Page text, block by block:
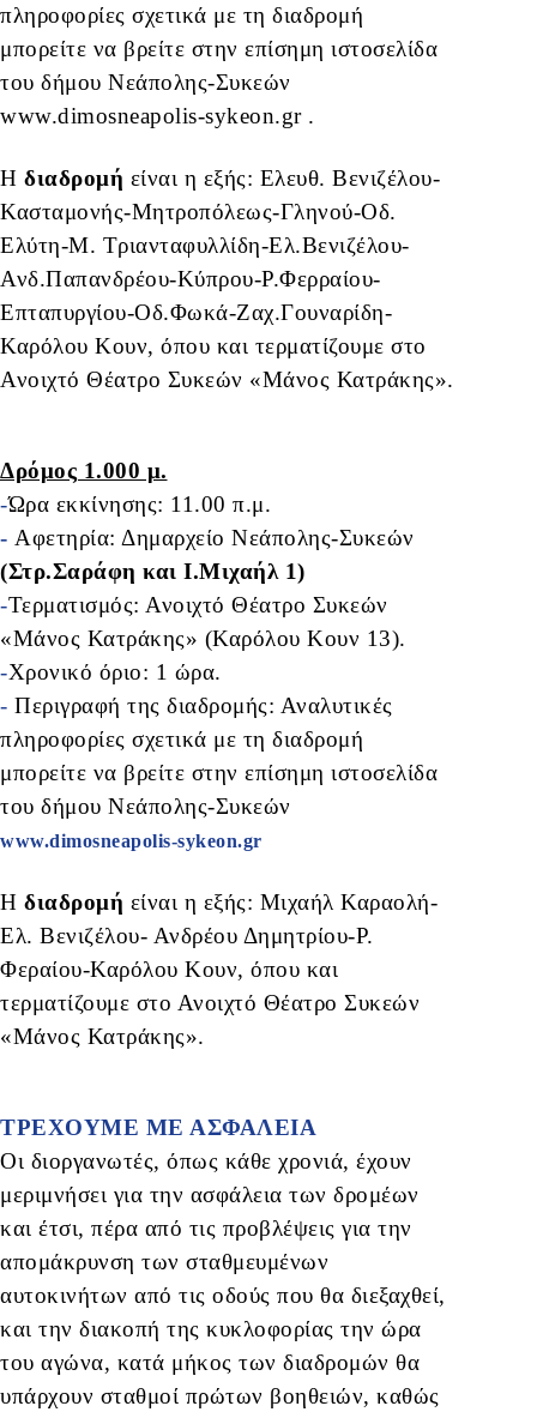
πληροφορίες σχετικά με τη διαδρομή
μπορείτε να βρείτε στην επίσημη ιστοσελίδα
του δήμου Νεάπολης-Συκεών
www.dimosneapolis-sykeon.gr.
Η διαδρομή είναι η εξής: Ελευθ. Βενιζέλου-
Κασταμονής-Μητροπόλεως-Γληνού-Οδ.
Ελύτη-Μ. Τριανταφυλλίδη-Ελ.Βενιζέλου-
Ανδ.Παπανδρέου-Κύπρου-Ρ.Φερραίου-
Επταπυργίου-Οδ.Φωκά-Ζαχ.Γουναρίδη-
Καρόλου Κουν, όπου και τερματίζουμε στο
Ανοιχτό Θέατρο Συκεών «Μάνος Κατράκης».
Δρόμος 1.000 μ.
-Ώρα εκκίνησης: 11.00 π.μ.
- Αφετηρία: Δημαρχείο Νεάπολης-Συκεών
(Στρ.Σαράφη και Ι.Μιχαήλ 1)
-Τερματισμός: Ανοιχτό Θέατρο Συκεών
«Μάνος Κατράκης» (Καρόλου Κουν 13).
-Χρονικό όριο: 1 ώρα.
- Περιγραφή της διαδρομής: Αναλυτικές
πληροφορίες σχετικά με τη διαδρομή
μπορείτε να βρείτε στην επίσημη ιστοσελίδα
του δήμου Νεάπολης-Συκεών
www.dimosneapolis-sykeon.gr
Η διαδρομή είναι η εξής: Μιχαήλ Καραολή-
Ελ. Βενιζέλου- Ανδρέου Δημητρίου-Ρ.
Φεραίου-Καρόλου Κουν, όπου και
τερματίζουμε στο Ανοιχτό Θέατρο Συκεών
«Μάνος Κατράκης».
ΤΡΕΧΟΥΜΕ ΜΕ ΑΣΦΑΛΕΙΑ
Οι διοργανωτές, όπως κάθε χρονιά, έχουν
μεριμνήσει για την ασφάλεια των δρομέων
και έτσι, πέρα από τις προβλέψεις για την
απομάκρυνση των σταθμευμένων
αυτοκινήτων από τις οδούς που θα διεξαχθεί,
και την διακοπή της κυκλοφορίας την ώρα
του αγώνα, κατά μήκος των διαδρομών θα
υπάρχουν σταθμοί πρώτων βοηθειών, καθώς